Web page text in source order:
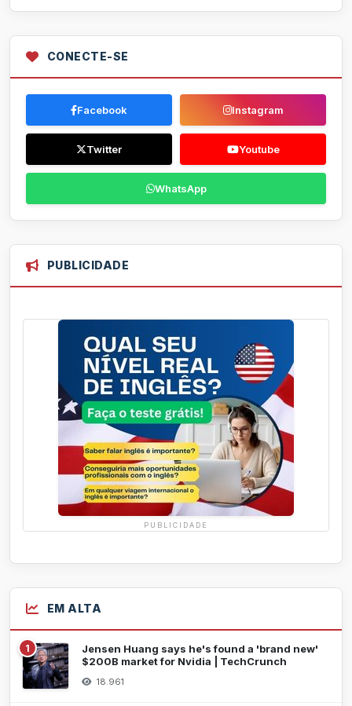
CONECTE-SE
Facebook Instagram
Twitter Youtube
WhatsApp
PUBLICIDADE
PUBLICIDADE
EM ALTA
1
Jensen Huang says he's found a 'brand new'
$200B market for Nvidia | TechCrunch
18.961